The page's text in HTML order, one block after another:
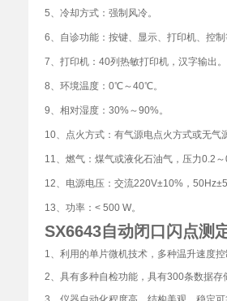
5、冷却方式：强制风冷。
6、自诊功能：按键、显示、打印机、控
7、打印机：40列热敏打印机，汉字输出。
8、环境温度：0℃～40℃。
9、相对湿度：30%～90%。
10、点火方式：有气源电点火方式或无气
11、燃气：煤气或液化石油气，压力0.2
12、电源电压：交流220V±10%，
13、功率：< 500 W。
SX6643自动闭口闪点测
1、利用的单片微机技术，多种温升速度
2、具有多种自检功能，具有300条数据